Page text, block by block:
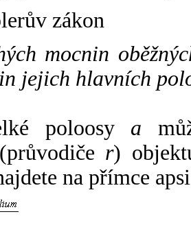
zákon
mocnin
jejich hlavních
poloosy a
r)
na přímce